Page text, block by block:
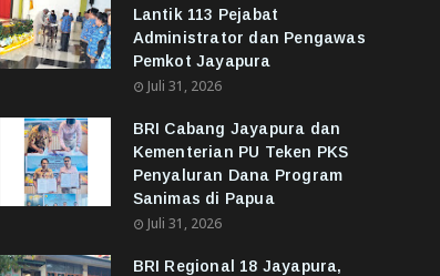
Lantik 113 Pejabat
Administrator dan Pengawas
Pemkot Jayapura
Juli 31, 2026
BRI Cabang Jayapura dan
Kementerian PU Teken PKS
Penyaluran Dana Program
Sanimas di Papua
Juli 31, 2026
BRI Regional 18 Jayapura,